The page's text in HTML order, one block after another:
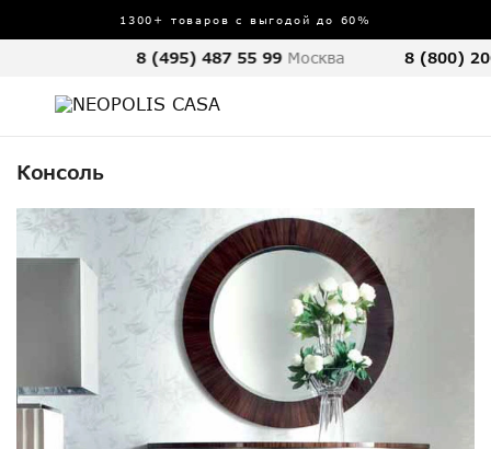
1300+ товаров с выгодой до 60%
8 (495) 487 55 99 Москва 8 (800)
Консоль